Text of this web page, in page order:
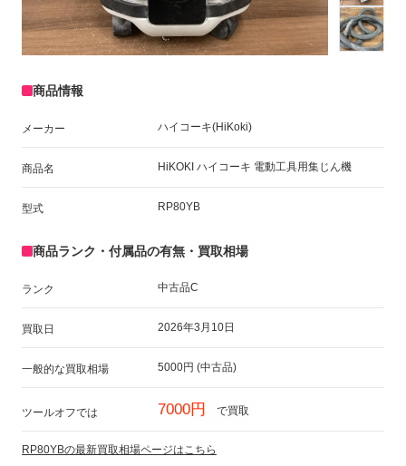
商品情報
メーカー ハイコーキ(HiKoki)
商品名 HiKOKI ハイコーキ 電動工具用集じん機
型式 RP80YB
商品ランク・付属品の有無・買取相場
ランク 中古品C
買取日 2026年3月10日
一般的な買取相場 5000円 (中古品)
ツールオフでは 7000円 で買取
RP80YBの最新買取相場ページはこちら